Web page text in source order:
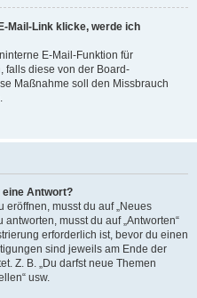
Mail-Link klicke, werde ich
E-Mail-Funktion für
falls diese von der Board-
Maßnahme soll den Missbrauch
eine Antwort?
eröffnen, musst du auf „Neues
musst du auf „Antworten“
erforderlich ist, bevor du einen
sind jeweils am Ende der
Z. B. „Du darfst neue Themen
usw.